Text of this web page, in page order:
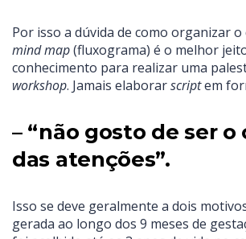
Por isso a dúvida de como organizar o
mind map(fluxograma) é o melhor
conhecimento para realizar uma
workshop. Jamais elaborarscriptem
– “não gosto de ser
das atenções”.
Isso se deve geralmente a dois
gerada ao longo dos 9 meses de